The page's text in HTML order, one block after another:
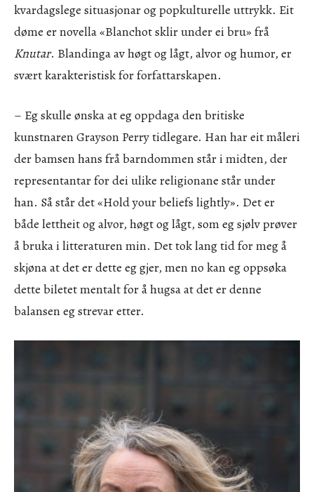
kvardagslege situasjonar og popkulturelle uttrykk. Eit
døme er novella «Blanchot sklir under ei bru» frå
Knutar. Blandinga av høgt og lågt, alvor og humor, er
svært karakteristisk for forfattarskapen.
– Eg skulle ønska at eg oppdaga den britiske
kunstnaren Grayson Perry tidlegare. Han har eit måleri
der bamsen hans frå barndommen står i midten, der
representantar for dei ulike religionane står under
han. Så står det «Hold your beliefs lightly». Det er
både lettheit og alvor, høgt og lågt, som eg sjølv prøver
å bruka i litteraturen min. Det tok lang tid for meg å
skjøna at det er dette eg gjer, men no kan eg oppsøka
dette biletet mentalt for å hugsa at det er denne
balansen eg strevar etter.